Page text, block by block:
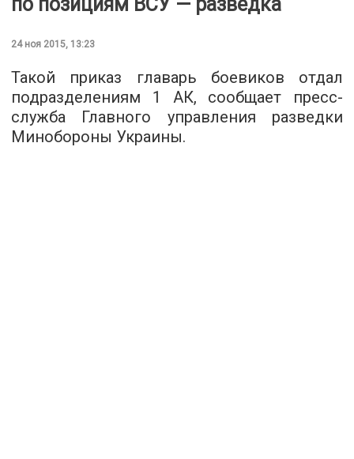
24 ноя 2015, 13:23
Такой приказ главарь боевиков отдал
подразделениям 1 АК, сообщает пресс-
служба Главного управления разведки
Минобороны Украины.